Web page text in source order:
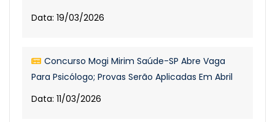
Data: 19/03/2026
Concurso Mogi Mirim Saúde-SP Abre Vaga
Para Psicólogo; Provas Serão Aplicadas Em Abril
Data: 11/03/2026